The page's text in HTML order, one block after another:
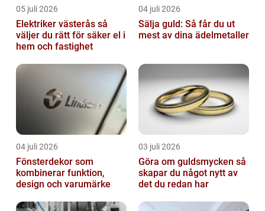
05 juli 2026
Elektriker västerås så
väljer du rätt för säker el i
hem och fastighet
04 juli 2026
Sälja guld: Så får du ut
mest av dina ädelmetaller
04 juli 2026
Fönsterdekor som
kombinerar funktion,
design och varumärke
03 juli 2026
Göra om guldsmycken så
skapar du något nytt av
det du redan har